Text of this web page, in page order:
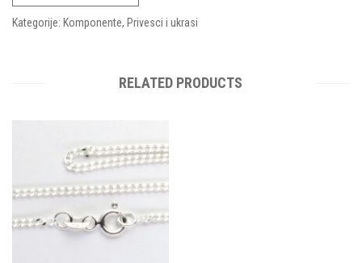
Kategorije: Komponente, Privesci i ukrasi
RELATED PRODUCTS